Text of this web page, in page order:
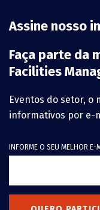
Assine nosso
Faça parte da
Facilities
Eventos do setor, o
informativos por e-
INFORME O SEU MELHOR E-